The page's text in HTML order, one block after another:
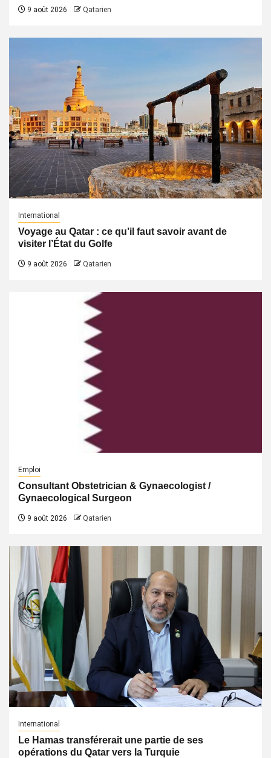
9 août 2026 Qatarien
International
Voyage au Qatar : ce qu’il faut savoir avant de
visiter l’État du Golfe
9 août 2026 Qatarien
Emploi
Consultant Obstetrician & Gynaecologist /
Gynaecological Surgeon
9 août 2026 Qatarien
International
Le Hamas transférerait une partie de ses
opérations du Qatar vers la Turquie